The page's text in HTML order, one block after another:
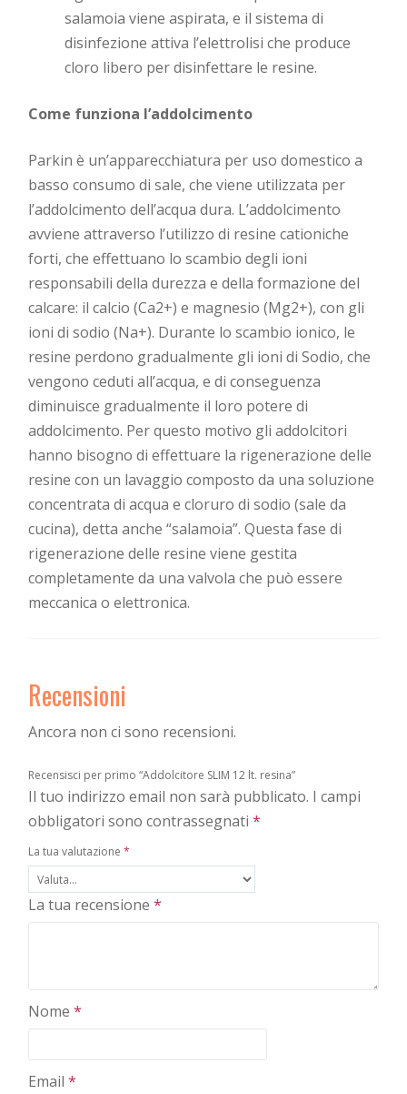
salamoia viene aspirata, e il sistema di
disinfezione attiva l’elettrolisi che produce
cloro libero per disinfettare le resine.
Come funziona l’addolcimento
Parkin è un’apparecchiatura per uso domestico a
basso consumo di sale, che viene utilizzata per
l’addolcimento dell’acqua dura. L’addolcimento
avviene attraverso l’utilizzo di resine cationiche
forti, che effettuano lo scambio degli ioni
responsabili della durezza e della formazione del
calcare: il calcio (Ca2+) e magnesio (Mg2+), con gli
ioni di sodio (Na+). Durante lo scambio ionico, le
resine perdono gradualmente gli ioni di Sodio, che
vengono ceduti all’acqua, e di conseguenza
diminuisce gradualmente il loro potere di
addolcimento. Per questo motivo gli addolcitori
hanno bisogno di effettuare la rigenerazione delle
resine con un lavaggio composto da una soluzione
concentrata di acqua e cloruro di sodio (sale da
cucina), detta anche “salamoia”. Questa fase di
rigenerazione delle resine viene gestita
completamente da una valvola che può essere
meccanica o elettronica.
Recensioni
Ancora non ci sono recensioni.
Recensisci per primo “Addolcitore SLIM 12 lt. resina”
Il tuo indirizzo email non sarà pubblicato. I campi
obbligatori sono contrassegnati *
La tua valutazione *
La tua recensione *
Nome *
Email *